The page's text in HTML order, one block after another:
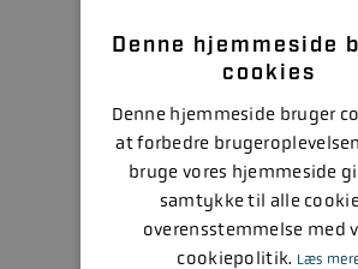
Denne hjemmeside
cookies
Denne hjemmeside bruger
at forbedre
bruge vores hjemmeside
samtykke til alle
overensstemmelse med
cookiepolitik. Læs